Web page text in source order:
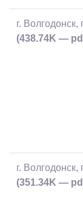
г.
(438.74K —
г.
(351.34K —